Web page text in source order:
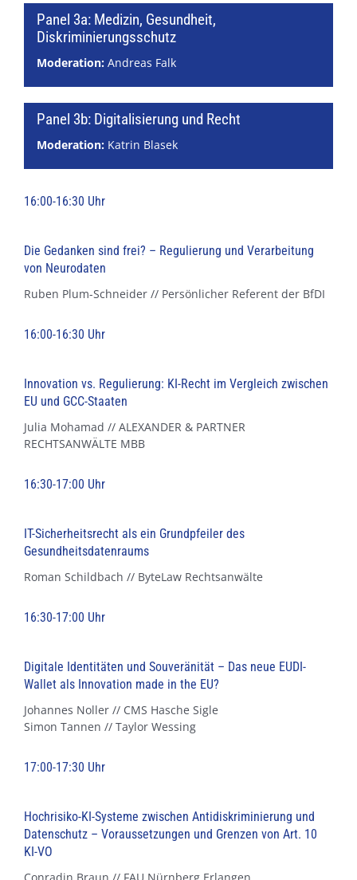
Panel 3a: Medizin, Gesundheit,
Diskriminierungsschutz
Moderation:Andreas Falk
Panel 3b: Digitalisierung und Recht
Moderation:Katrin Blasek
16:00-16:30 Uhr
Die Gedanken sind frei? – Regulierung und Verarbeitung
von Neurodaten
Ruben Plum-Schneider // Persönlicher Referent der BfDI
16:00-16:30 Uhr
Innovation vs. Regulierung: KI-Recht im Vergleich zwischen
EU und GCC-Staaten
Julia Mohamad // ALEXANDER & PARTNER
RECHTSANWÄLTE MBB
16:30-17:00 Uhr
IT-Sicherheitsrecht als ein Grundpfeiler des
Gesundheitsdatenraums
Roman Schildbach // ByteLaw Rechtsanwälte
16:30-17:00 Uhr
Digitale Identitäten und Souveränität – Das neue EUDI-
Wallet als Innovation made in the EU?
Johannes Noller // CMS Hasche Sigle
Simon Tannen // Taylor Wessing
17:00-17:30 Uhr
Hochrisiko-KI-Systeme zwischen Antidiskriminierung und
Datenschutz – Voraussetzungen und Grenzen von Art. 10
KI-VO